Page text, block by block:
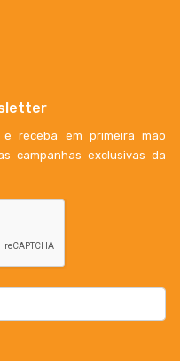
receba em primeira mão
campanhas exclusivas da